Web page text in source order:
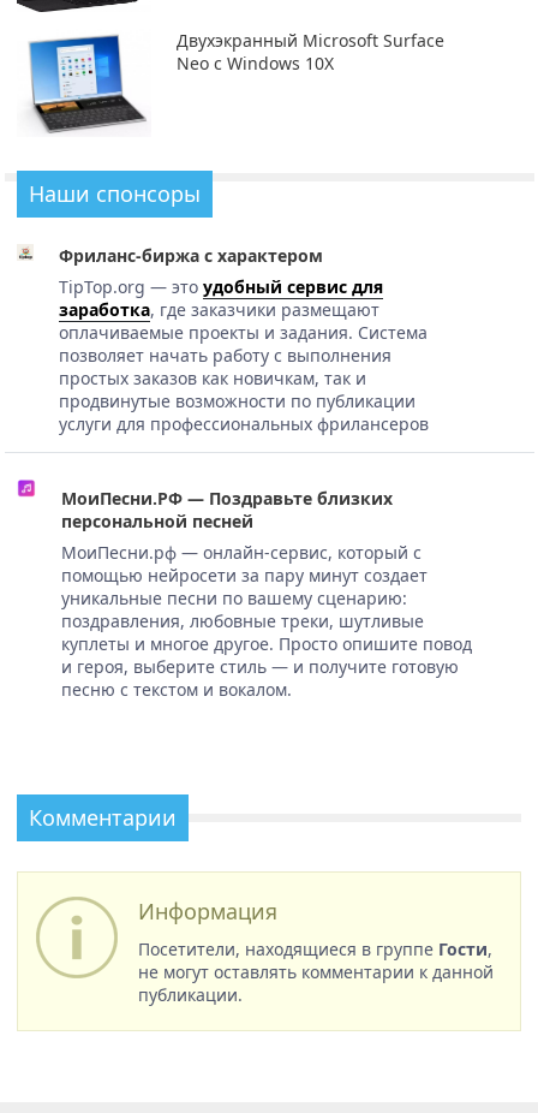
Двухэкранный Microsoft Surface
Neo с Windows 10X
Наши спонсоры
Фриланс-биржа с характером
TipTop.org — это удобный сервис для
заработка, где заказчики размещают
оплачиваемые проекты и задания. Система
позволяет начать работу с выполнения
простых заказов как новичкам, так и
продвинутые возможности по публикации
услуги для профессиональных фрилансеров
МоиПесни.РФ — Поздравьте близких
персональной песней
МоиПесни.рф — онлайн-сервис, который с
помощью нейросети за пару минут создает
уникальные песни по вашему сценарию:
поздравления, любовные треки, шутливые
куплеты и многое другое. Просто опишите повод
и героя, выберите стиль — и получите готовую
песню с текстом и вокалом.
Комментарии
Информация
Посетители, находящиеся в группе Гости,
не могут оставлять комментарии к данной
публикации.